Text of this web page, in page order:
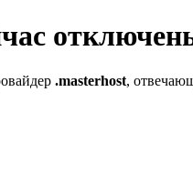
.masterhost,